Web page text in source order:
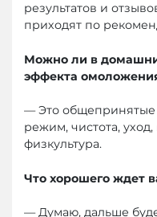
результатов и
приходят по
Можно ли в
эффекта
— Это
режим, чистота,
физкультура.
Что хорошего ждет
— Думаю, дальше